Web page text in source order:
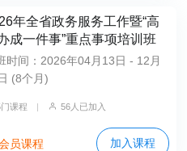
年全省政务服务工作暨“高
成一件事”重点事项培训班
时间：2026年04月13日 - 12月
(8个月)
课程 | 56人已加入
员课程 加入课程